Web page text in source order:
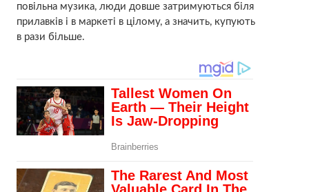
повільна музика, люди довше затримуються біля
прилавків і в маркеті в цілому, а значить, купують
в рази більше.